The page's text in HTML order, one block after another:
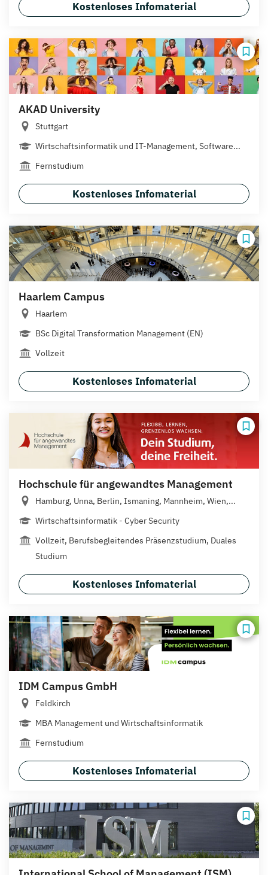
Kostenloses Infomaterial
AKAD University
Stuttgart
Wirtschaftsinformatik und IT-Management, Software...
Fernstudium
Kostenloses Infomaterial
Haarlem Campus
Haarlem
BSc Digital Transformation Management (EN)
Vollzeit
Kostenloses Infomaterial
Hochschule für angewandtes Management
Hamburg, Unna, Berlin, Ismaning, Mannheim, Wien,...
Wirtschaftsinformatik - Cyber Security
Vollzeit, Berufsbegleitendes Präsenzstudium, Duales
Studium
Kostenloses Infomaterial
IDM Campus GmbH
Feldkirch
MBA Management und Wirtschaftsinformatik
Fernstudium
Kostenloses Infomaterial